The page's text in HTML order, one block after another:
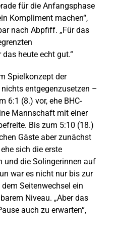
für die Anfangsphase
Kompliment machen“,
nach Abpfiff. „Für das
heute echt gut.“
Spielkonzept der
entgegenzusetzen –
6:1 (8.) vor, ehe BHC-
Mannschaft mit einer
Bis zum 5:10 (18.)
Gäste aber zunächst
sich die erste
und die Solingerinnen auf
war es nicht nur bis zur
Seitenwechsel ein
Niveau. „Aber das
auch zu erwarten“,